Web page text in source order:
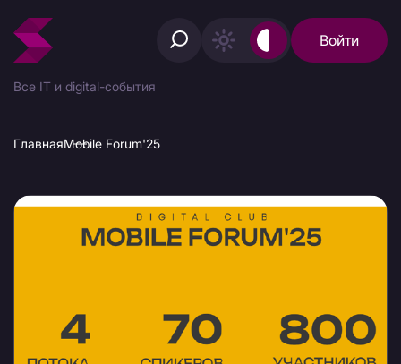
Войти
Все IT и digital-события
ГлавнаяMobile Forum'25